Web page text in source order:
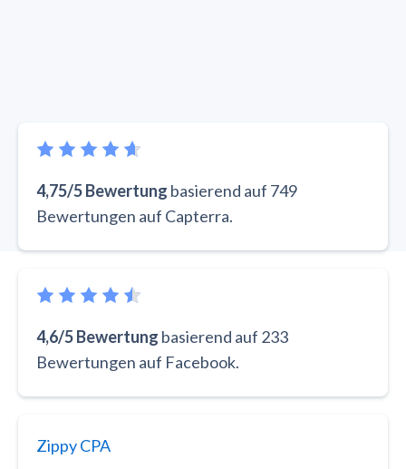
4,75/5 Bewertung basierend auf 749
Bewertungen auf Capterra.
4,6/5 Bewertung basierend auf 233
Bewertungen auf Facebook.
Zippy CPA